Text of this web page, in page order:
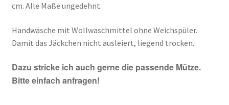
cm. Alle Maße ungedehnt.
Handwäsche mit Wollwaschmittel ohne Weichspüler.
Damit das Jäckchen nicht ausleiert, liegend trocken.
Dazu stricke ich auch gerne die passende Mütze.
Bitte einfach anfragen!